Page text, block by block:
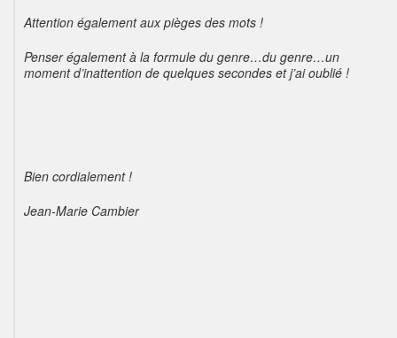
Attention également aux pièges des mots !
Penser également à la formule du genre…du genre…un
moment d’inattention de quelques secondes et j’ai oublié !
Bien cordialement !
Jean-Marie Cambier